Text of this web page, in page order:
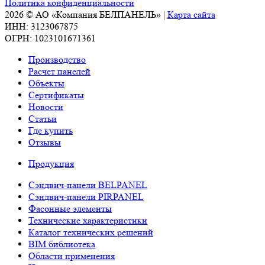
Политика конфиденциальности
2026 © АО «Компания БЕЛПАНЕЛЬ» | Карта сайта
ИНН: 3123067875
ОГРН: 1023101671361
Производство
Расчет панелей
Объекты
Сертификаты
Новости
Статьи
Где купить
Отзывы
Продукция
Сэндвич-панели BELPANEL
Сэндвич-панели PIRPANEL
Фасонные элементы
Технические характеристики
Каталог технических решений
BIM библиотека
Области применения